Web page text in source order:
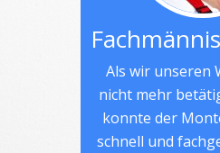
Als wir unseren
nicht mehr
konnte der
schnell und